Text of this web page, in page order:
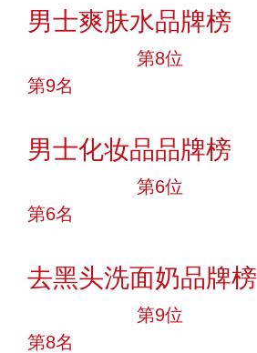
男士爽肤水品牌榜
第8位
第9名
男士化妆品品牌榜
第6位
第6名
去黑头洗面奶品牌榜
第9位
第8名